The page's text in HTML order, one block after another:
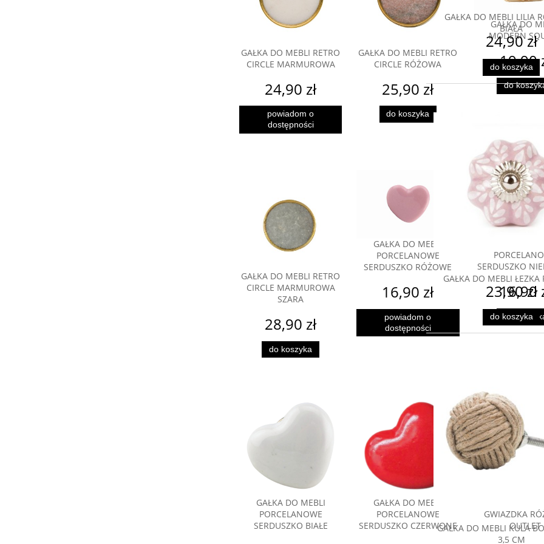
GAŁKA DO MEBLI RETRO
CIRCLE MARMUROWA
24,90 zł
powiadom o
dostępności
GAŁKA DO MEBLI RETRO
CIRCLE RÓŻOWA
25,90 zł
do koszyka
GAŁKA DO
MODERN
19,90
do
GAŁKA DO MEBLI RETRO
CIRCLE MARMUROWA
SZARA
28,90 zł
do koszyka
GAŁKA DO MEBLI
PORCELANOWE
SERDUSZKO RÓŻOWE
16,90 zł
powiadom o
dostępności
SERDUSZKO
16,90
do
GAŁKA DO MEBLI
PORCELANOWE
SERDUSZKO BIAŁE
GAŁKA DO MEBLI
PORCELANOWE
SERDUSZKO CZERWONE
GWIAZDKA
OUTLET
GAŁKA DO MEBLI LILIA
BIAŁA
24,90 zł
do koszyka
GAŁKA DO MEBLI ŁEZKA
23,90 zł
do koszyka
GAŁKA DO MEBLI KULA
3,5 CM